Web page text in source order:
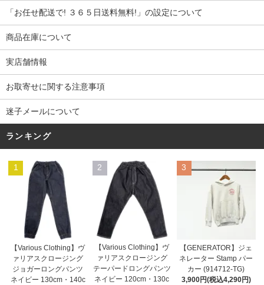
「お任せ配送で! ３６５日送料無料!」の設定について
商品在庫について
実店舗情報
お取寄せに関する注意事項
迷子メールについて
ランキング
1
【Various Clothing】ヴ
ァリアスクロージング
ジョガーロングパンツ
ネイビー 130cm・140c
2
【Various Clothing】ヴ
ァリアスクロージング
テーパードロングパンツ
ネイビー 120cm・130c
3
【GENERATOR】ジェ
ネレーター Stamp パー
カー (914712-TG)
3,900円(税込4,290円)